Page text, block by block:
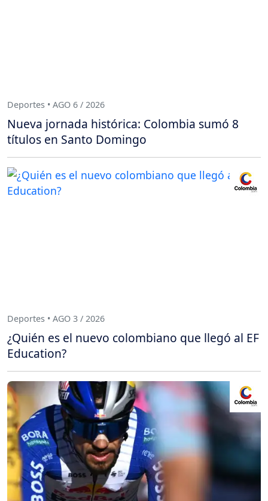
Deportes • AGO 6 / 2026
Nueva jornada histórica: Colombia sumó 8
títulos en Santo Domingo
Deportes • AGO 3 / 2026
¿Quién es el nuevo colombiano que llegó al EF
Education?